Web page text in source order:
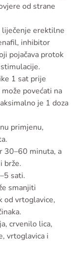
od strane
liječenje erektilne
inhibitor
pojačava protok
1 sat prije
povećati na
je 1 doza
primjenu,
30–60 minuta, a
brže.
sati.
smanjiti
od vrtoglavice,
crvenilo lica,
vrtoglavica i